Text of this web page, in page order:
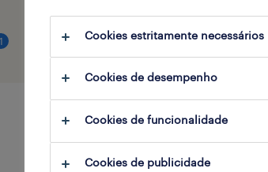
1 tipo de contrato
operador de
ovar, aveiro
Cookies estritamente necessários
Cookies de desempenho
Cookies de funcionalidade
Cookies de publicidade